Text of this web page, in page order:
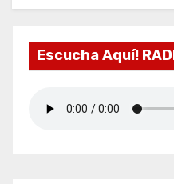
Escucha Aquí!